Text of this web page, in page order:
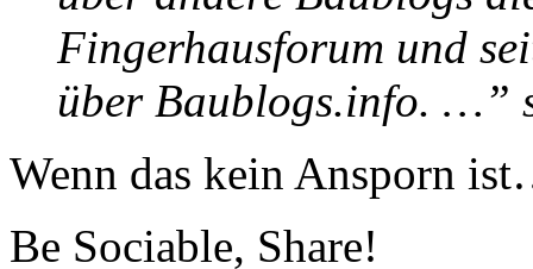
Fingerhausforum und
über Baublogs.info. …”
Wenn das kein Ansporn
Be Sociable, Share!